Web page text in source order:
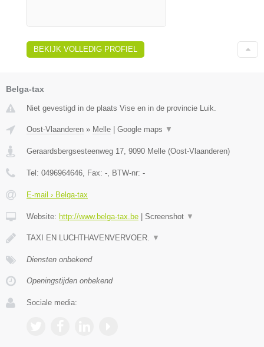
BEKIJK VOLLEDIG PROFIEL
Belga-tax
Niet gevestigd in de plaats Vise en in de provincie Luik.
Oost-Vlaanderen » Melle Google maps ▼
Geraardsbergsesteenweg 17 9090 Melle (Oost-Vlaanderen)
Tel: 0496964646 , Fax: - , BTW-nr: -
E-mail › Belga-tax
Website: http://www.belga-tax.be Screenshot ▼
TAXI EN LUCHTHAVENVERVOER. ▼
Diensten onbekend
Openingstijden onbekend
Sociale media: